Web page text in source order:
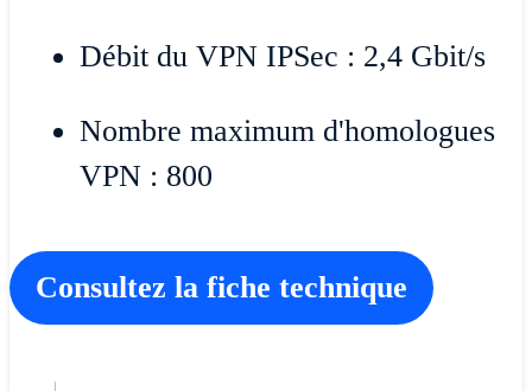
Débit du VPN IPSec : 2,4 Gbit/s
Nombre maximum d'homologues
VPN : 800
Consultez la fiche technique